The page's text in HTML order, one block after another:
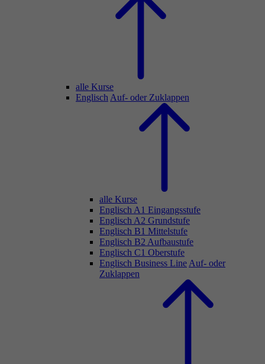
alle Kurse
Englisch Auf- oder Zuklappen
alle Kurse
Englisch A1 Eingangsstufe
Englisch A2 Grundstufe
Englisch B1 Mittelstufe
Englisch B2 Aufbaustufe
Englisch C1 Oberstufe
Englisch Business Line Auf- oder
Zuklappen